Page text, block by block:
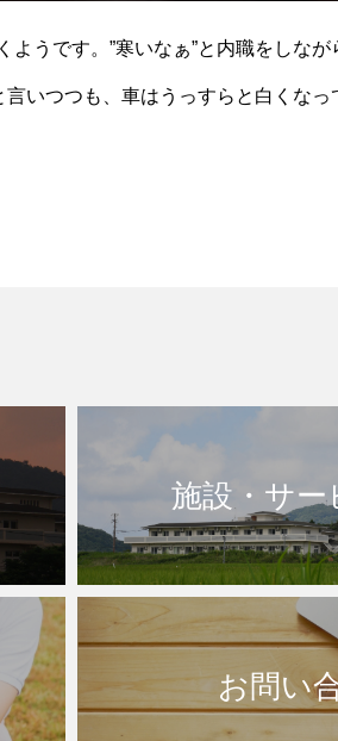
うです。”寒いなぁ”と内職をしな
いつつも、車はうっすらと白くな
施設・サー
お問い